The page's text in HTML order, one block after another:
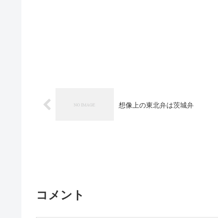
想像上の東北弁は茨城弁
コメント